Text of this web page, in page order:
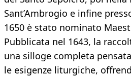
Sant’Ambrogio e infine
1650 è stato nominato
Pubblicata nel 1643, la
una silloge completa
le esigenze liturgiche,